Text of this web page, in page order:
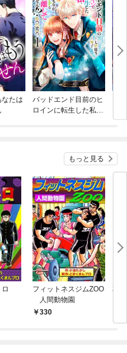
なたは
バッドエンド目前のヒ
ロインに転生した私、
もっと見る
ロ
フィットネスジムZOO
人間動物園
330
花